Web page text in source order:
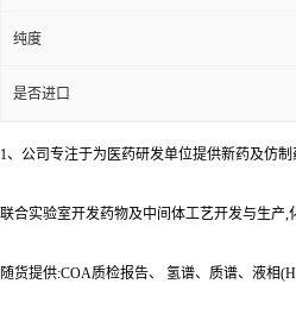
纯度
是否进口
1、公司专注于为医药研发单位提供新药及仿
联合实验室开发药物及中间体工艺开发与生产
随货提供:COA质检报告、 氢谱、质谱、液相